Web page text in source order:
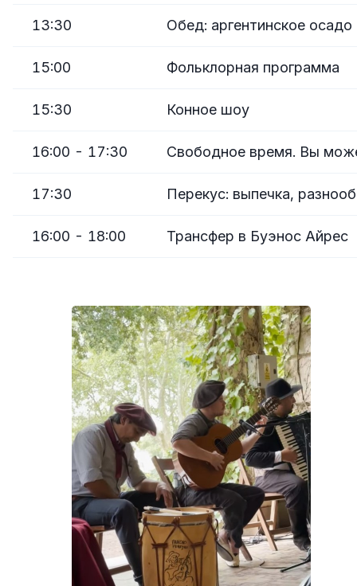
13:30 Обед: аргентинское
15:00 Фольклорная программа
15:30 Конное шоу
16:00 - 17:30 Свободное время. Вы
17:30 Перекус: выпечка,
16:00 - 18:00 Трансфер в Буэнос Айрес